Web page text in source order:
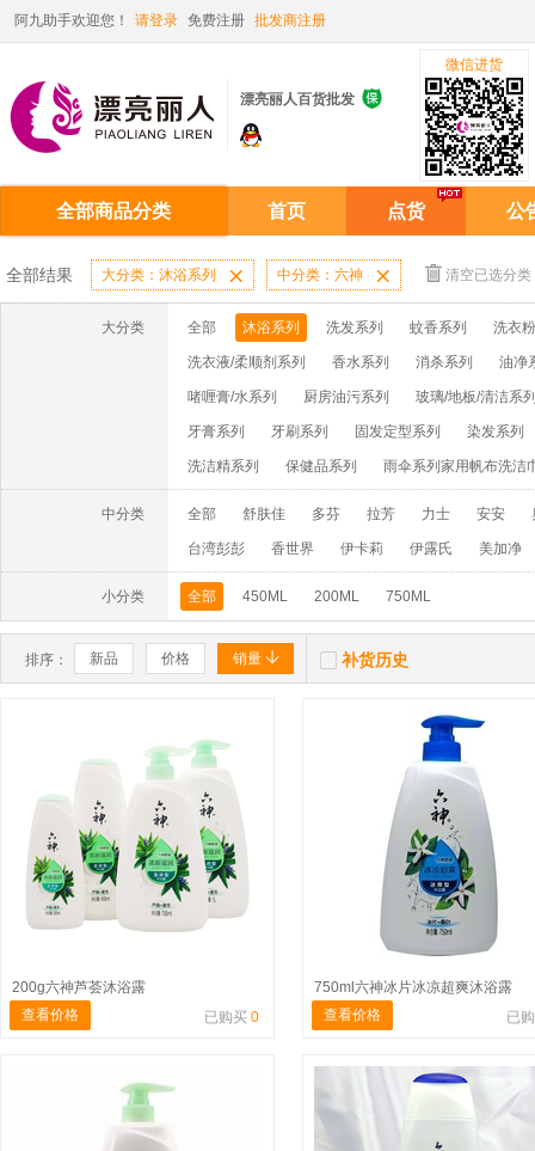
阿九助手欢迎您！ 请登录 免费注册 批发商注册
漂亮丽人百货批发 
微信进货
全部商品分类 首页 点货 公
全部结果 大分类：沐浴系列  中分类：六神  清空已选分类
大分类 全部 沐浴系列 洗发系列 蚊香系列 洗衣
洗衣液/柔顺剂系列 香水系列 消杀系列 油净
啫喱膏/水系列 厨房油污系列 玻璃/地板/清洁系
牙膏系列 牙刷系列 固发定型系列 染发系列
洗洁精系列 保健品系列 雨伞系列家用帆布洗洁
中分类 全部 舒肤佳 多芬 拉芳 力士 安安
台湾彭彭 香世界 伊卡莉 伊露氏 美加净
小分类 全部 450ML 200ML 750ML
排序： 新品 价格 销量   补货历史
200g六神芦荟沐浴露
查看价格
已购买 0
750ml六神冰片冰凉超爽沐浴露
查看价格
已